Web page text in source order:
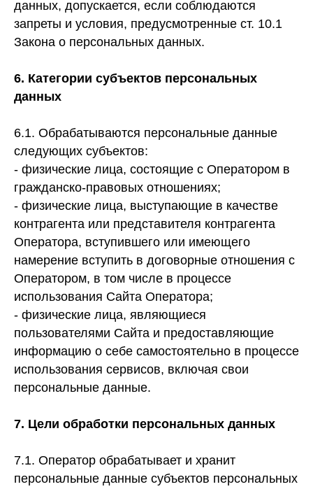
данных, допускается, если соблюдаются
запреты и условия, предусмотренные ст. 10.1
Закона о персональных данных.
6. Категории субъектов персональных
данных
6.1. Обрабатываются персональные данные
следующих субъектов:
- физические лица, состоящие с Оператором в
гражданско-правовых отношениях;
- физические лица, выступающие в качестве
контрагента или представителя контрагента
Оператора, вступившего или имеющего
намерение вступить в договорные отношения с
Оператором, в том числе в процессе
использования Сайта Оператора;
- физические лица, являющиеся
пользователями Сайта и предоставляющие
информацию о себе самостоятельно в процессе
использования сервисов, включая свои
персональные данные.
7. Цели обработки персональных данных
7.1. Оператор обрабатывает и хранит
персональные данные субъектов персональных